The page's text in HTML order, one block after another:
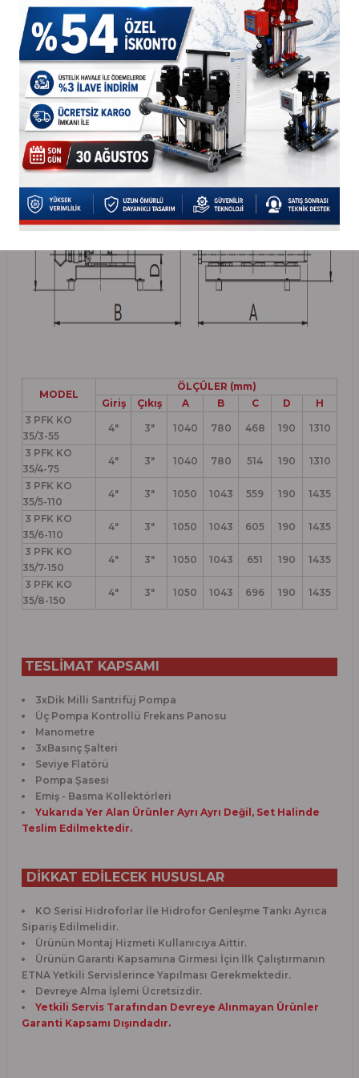
MODEL
ÖLÇÜLER (mm)
Giriş
Çıkış A B C D
H
3 PFK KO
35/3-55
4" 3" 1040 780 468 190 1310
3 PFK KO
35/4-75
4" 3" 1040 780 514 190 1310
3 PFK KO
35/5-110
4" 3" 1050 1043 559 190 1435
3 PFK KO
35/6-110
4" 3" 1050 1043 605 190 1435
3 PFK KO
35/7-150
4" 3" 1050 1043 651 190 1435
3 PFK KO
35/8-150
4" 3" 1050 1043 696 190 1435
TESLİMAT KAPSAMI
3xDik Milli Santrifüj Pompa
Üç Pompa Kontrollü Frekans Panosu
Manometre
3xBasınç Şalteri
Seviye Flatörü
Pompa Şasesi
Emiş - Basma Kollektörleri
Yukarıda Yer Alan Ürünler Ayrı Ayrı Değil, Set Halinde
Teslim Edilmektedir.
DİKKAT EDİLECEK HUSUSLAR
KO Serisi Hidroforlar İle Hidrofor Genleşme Tankı Ayrıca
Sipariş Edilmelidir.
Ürünün Montaj Hizmeti Kullanıcıya Aittir.
Ürünün Garanti Kapsamına Girmesi İçin İlk Çalıştırmanın
ETNA Yetkili Servislerince Yapılması Gerekmektedir.
Devreye Alma İşlemi Ücretsizdir.
Yetkili Servis Tarafından Devreye Alınmayan Ürünler
Garanti Kapsamı Dışındadır.